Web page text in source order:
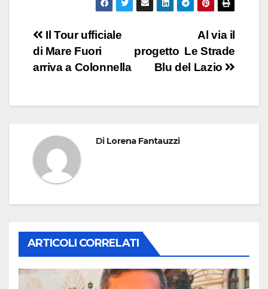
Navigazione
articoli
Al via il
progetto Le Strade
Blu del Lazio
Il Tour ufficiale
di Mare Fuori
arriva a Colonnella
Di Lorena Fantauzzi
ARTICOLI CORRELATI